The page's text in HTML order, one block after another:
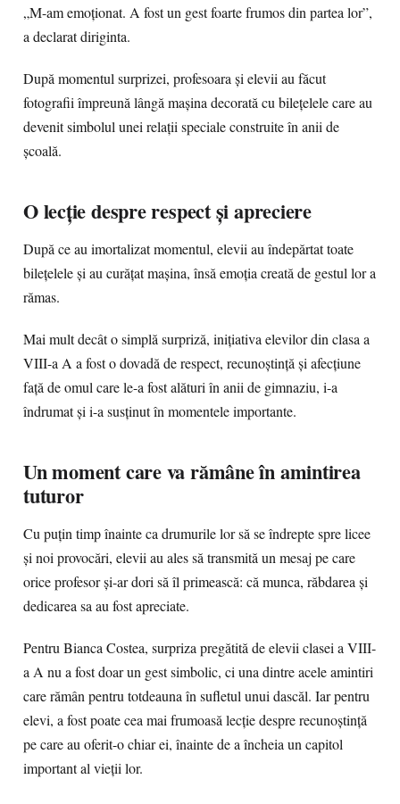
„M-am emoționat. A fost un gest foarte frumos din partea lor”,
a declarat diriginta.
După momentul surprizei, profesoara și elevii au făcut
fotografii împreună lângă mașina decorată cu bilețelele care au
devenit simbolul unei relații speciale construite în anii de
școală.
O lecție despre respect și apreciere
După ce au imortalizat momentul, elevii au îndepărtat toate
bilețelele și au curățat mașina, însă emoția creată de gestul lor a
rămas.
Mai mult decât o simplă surpriză, inițiativa elevilor din clasa a
VIII-a A a fost o dovadă de respect, recunoștință și afecțiune
față de omul care le-a fost alături în anii de gimnaziu, i-a
îndrumat și i-a susținut în momentele importante.
Un moment care va rămâne în amintirea
tuturor
Cu puțin timp înainte ca drumurile lor să se îndrepte spre licee
și noi provocări, elevii au ales să transmită un mesaj pe care
orice profesor și-ar dori să îl primească: că munca, răbdarea și
dedicarea sa au fost apreciate.
Pentru Bianca Costea, surpriza pregătită de elevii clasei a VIII-
a A nu a fost doar un gest simbolic, ci una dintre acele amintiri
care rămân pentru totdeauna în sufletul unui dascăl. Iar pentru
elevi, a fost poate cea mai frumoasă lecție despre recunoștință
pe care au oferit-o chiar ei, înainte de a încheia un capitol
important al vieții lor.